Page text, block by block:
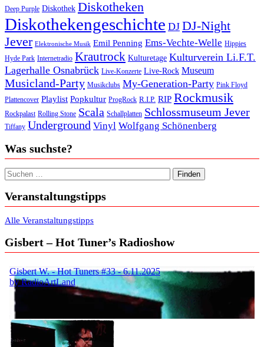
Deep Purple Diskothek Diskotheken
Diskothekengeschichte DJ DJ-Night
Jever Elektronische Musik Emil Penning Ems-Vechte-Welle Hippies
Hyde Park Internetradio Krautrock Kulturetage Kulturverein Li.F.T.
Lagerhalle Osnabrück Live-Konzerte Live-Rock Museum
Musicland-Party Musikclubs My-Generation-Party Pink Floyd
Plattencover Playlist Popkultur ProgRock R.I.P. RIP Rockmusik
Rockpalast Rolling Stone Scala Schallplatten Schlossmuseum Jever
Tiffany Underground Vinyl Wolfgang Schönenberg
Was suchste?
Suchen nach:
Veranstaltungstipps
Alle Veranstaltungstipps
Gisbert – Hot Tuner’s Radioshow